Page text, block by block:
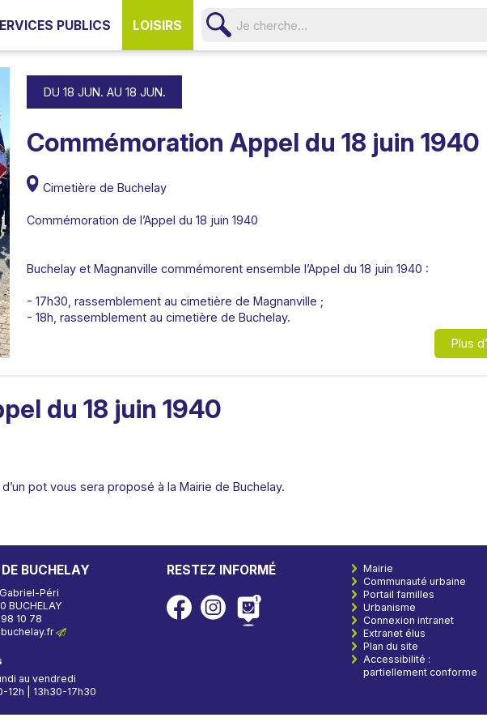
PUBLICS LOISIRS
DU 18 JUN. AU 18 JUN.
Commémoration Appel du 18 juin 1940
Cimetière de Buchelay
Commémoration de l’Appel du 18 juin 1940
Buchelay et Magnanville commémorent ensemble l’Appel du 18 juin 1940 :
- 17h30, rassemblement au cimetière de Magnanville ;
- 18h, rassemblement au cimetière de Buchelay.
Plus
du 18 juin 1940
pot vous sera proposé à la Mairie de Buchelay.
BUCHELAY
Péri
BUCHELAY
10 78
au vendredi
12h | 13h30-17h30
RESTEZ INFORMÉ
Mairie
Communauté urbaine
Portail familles
Urbanisme
Connexion intranet
Extranet élus
Plan du site
Accessibilité :
partiellement conforme